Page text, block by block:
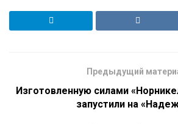
Предыдущий
Изготовленную силами
запустили на